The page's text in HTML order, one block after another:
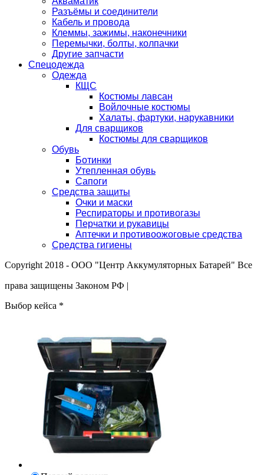
Разъёмы и соединители
Кабель и провода
Клеммы, зажимы, наконечники
Перемычки, болты, колпачки
Другие запчасти
Спецодежда
Одежда
КЩС
Костюмы лавсан
Войлочные костюмы
Халаты, фартуки, нарукавники
Для сварщиков
Костюмы для сварщиков
Обувь
Ботинки
Утепленная обувь
Сапоги
Средства защиты
Очки и маски
Респираторы и противогазы
Перчатки и рукавицы
Аптечки и противоожоговые средства
Средства гигиены
Copyright 2018 - ООО "Центр Аккумуляторных Батарей" Все
права защищены Законом РФ |
Выбор кейса *